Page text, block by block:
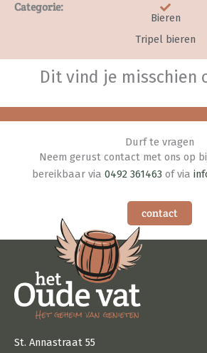
Categorie:
Bieren
Tripel bieren
Dit vind je misschien
Durf te vragen
Neem gerust contact met ons op
bereikbaar via 0492 361463 of via
contact
St. Annastraat 55